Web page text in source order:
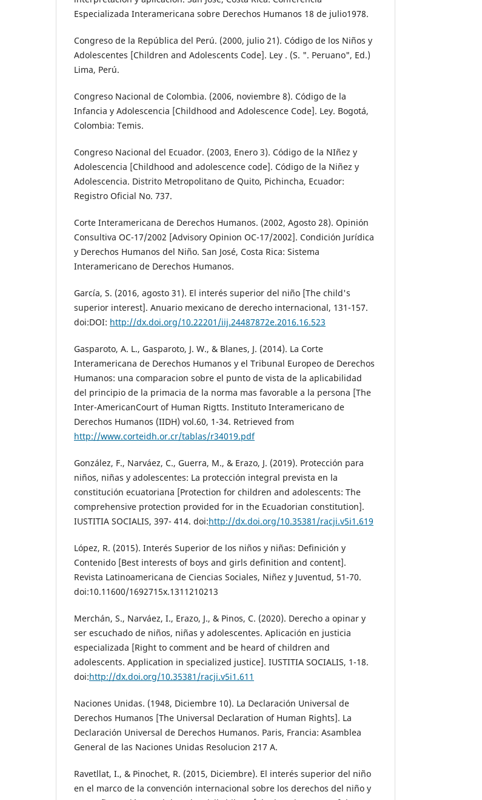
Especializada Interamericana sobre Derechos Humanos 18 de julio1978.
Congreso de la República del Perú. (2000, julio 21). Código de los Niños y
Adolescentes [Children and Adolescents Code]. Ley . (S. ". Peruano", Ed.)
Lima, Perú.
Congreso Nacional de Colombia. (2006, noviembre 8). Código de la
Infancia y Adolescencia [Childhood and Adolescence Code]. Ley. Bogotá,
Colombia: Temis.
Congreso Nacional del Ecuador. (2003, Enero 3). Código de la NIñez y
Adolescencia [Childhood and adolescence code]. Código de la Niñez y
Adolescencia. Distrito Metropolitano de Quito, Pichincha, Ecuador:
Registro Oficial No. 737.
Corte Interamericana de Derechos Humanos. (2002, Agosto 28). Opinión
Consultiva OC-17/2002 [Advisory Opinion OC-17/2002]. Condición Jurídica
y Derechos Humanos del Niño. San José, Costa Rica: Sistema
Interamericano de Derechos Humanos.
García, S. (2016, agosto 31). El interés superior del niño [The child's
superior interest]. Anuario mexicano de derecho internacional, 131-157.
doi:DOI: http://dx.doi.org/10.22201/iij.24487872e.2016.16.523
Gasparoto, A. L., Gasparoto, J. W., & Blanes, J. (2014). La Corte
Interamericana de Derechos Humanos y el Tribunal Europeo de Derechos
Humanos: una comparacion sobre el punto de vista de la aplicabilidad
del principio de la primacia de la norma mas favorable a la persona [The
Inter-AmericanCourt of Human Rigtts. Instituto Interamericano de
Derechos Humanos (IIDH) vol.60, 1-34. Retrieved from
http://www.corteidh.or.cr/tablas/r34019.pdf
González, F., Narváez, C., Guerra, M., & Erazo, J. (2019). Protección para
niños, niñas y adolescentes: La protección integral prevista en la
constitución ecuatoriana [Protection for children and adolescents: The
comprehensive protection provided for in the Ecuadorian constitution].
IUSTITIA SOCIALIS, 397- 414. doi:http://dx.doi.org/10.35381/racji.v5i1.619
López, R. (2015). Interés Superior de los niños y niñas: Definición y
Contenido [Best interests of boys and girls definition and content].
Revista Latinoamericana de Ciencias Sociales, Niñez y Juventud, 51-70.
doi:10.11600/1692715x.1311210213
Merchán, S., Narváez, I., Erazo, J., & Pinos, C. (2020). Derecho a opinar y
ser escuchado de niños, niñas y adolescentes. Aplicación en justicia
especializada [Right to comment and be heard of children and
adolescents. Application in specialized justice]. IUSTITIA SOCIALIS, 1-18.
doi:http://dx.doi.org/10.35381/racji.v5i1.611
Naciones Unidas. (1948, Diciembre 10). La Declaración Universal de
Derechos Humanos [The Universal Declaration of Human Rights]. La
Declaración Universal de Derechos Humanos. Paris, Francia: Asamblea
General de las Naciones Unidas Resolucion 217 A.
Ravetllat, I., & Pinochet, R. (2015, Diciembre). El interés superior del niño
en el marco de la convención internacional sobre los derechos del niño y